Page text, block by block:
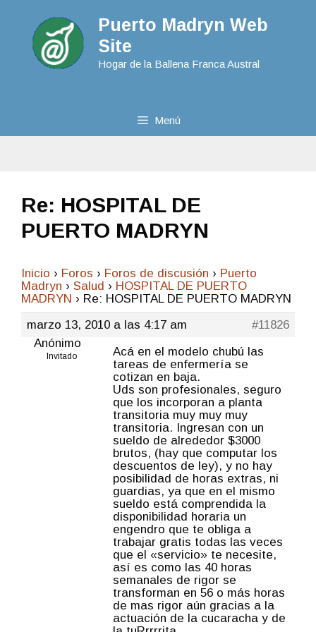
Puerto Madryn Web
Site
Hogar de la Ballena Franca Austral
Menú
Re: HOSPITAL DE
PUERTO MADRYN
Inicio › Foros › Foros de discusión › Puerto
Madryn › Salud › HOSPITAL DE PUERTO
MADRYN › Re: HOSPITAL DE PUERTO MADRYN
marzo 13, 2010 a las 4:17 am
#11826
Anónimo
Invitado
Acá en el modelo chubú las
tareas de enfermería se
cotizan en baja.
Uds son profesionales, seguro
que los incorporan a planta
transitoria muy muy muy
transitoria. Ingresan con un
sueldo de alrededor $3000
brutos, (hay que computar los
descuentos de ley), y no hay
posibilidad de horas extras, ni
guardias, ya que en el mismo
sueldo está comprendida la
disponibilidad horaria un
engendro que te obliga a
trabajar gratis todas las veces
que el «servicio» te necesite,
así es como las 40 horas
semanales de rigor se
transforman en 56 o más horas
de mas rigor aún gracias a la
actuación de la cucaracha y de